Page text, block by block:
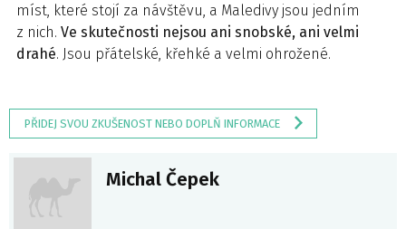
míst, které stojí za návštěvu, a Maledivy jsou jedním
z nich. Ve skutečnosti nejsou ani snobské, ani velmi
drahé. Jsou přátelské, křehké a velmi ohrožené.
PŘIDEJ SVOU ZKUŠENOST NEBO DOPLŇ INFORMACE
Michal Čepek